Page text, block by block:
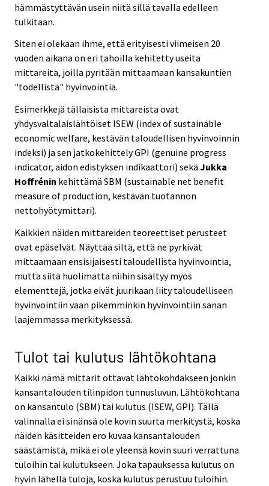
hämmästyttävän usein niitä sillä tavalla edelleen
tulkitaan.
Siten ei olekaan ihme, että erityisesti viimeisen 20
vuoden aikana on eri tahoilla kehitetty useita
mittareita, joilla pyritään mittaamaan kansakuntien
"todellista" hyvinvointia.
Esimerkkejä tällaisista mittareista ovat
yhdysvaltalaislähtöiset ISEW (index of sustainable
economic welfare, kestävän taloudellisen hyvinvoinnin
indeksi) ja sen jatkokehittely GPI (genuine progress
indicator, aidon edistyksen indikaattori) sekä Jukka
Hoffrénin kehittämä SBM (sustainable net benefit
measure of production, kestävän tuotannon
nettohyötymittari).
Kaikkien näiden mittareiden teoreettiset perusteet
ovat epäselvät. Näyttää siltä, että ne pyrkivät
mittaamaan ensisijaisesti taloudellista hyvinvointia,
mutta siitä huolimatta niihin sisältyy myös
elementtejä, jotka eivät juurikaan liity taloudelliseen
hyvinvointiin vaan pikemminkin hyvinvointiin sanan
laajemmassa merkityksessä.
Tulot tai kulutus lähtökohtana
Kaikki nämä mittarit ottavat lähtökohdakseen jonkin
kansantalouden tilinpidon tunnusluvun. Lähtökohtana
on kansantulo (SBM) tai kulutus (ISEW, GPI). Tällä
valinnalla ei sinänsä ole kovin suurta merkitystä, koska
näiden käsitteiden ero kuvaa kansantalouden
säästämistä, mikä ei ole yleensä kovin suuri verrattuna
tuloihin tai kulutukseen. Joka tapauksessa kulutus on
hyvin lähellä tuloja, koska kulutus perustuu tuloihin.